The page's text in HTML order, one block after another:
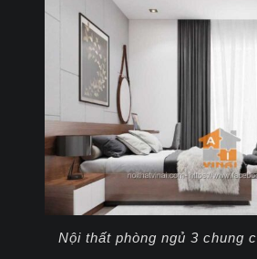
Nội thất phòng ngủ 3 chung